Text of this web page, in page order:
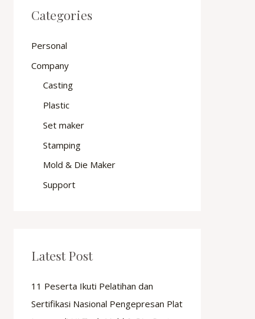
Categories
Personal
Company
Casting
Plastic
Set maker
Stamping
Mold & Die Maker
Support
Latest Post
11 Peserta Ikuti Pelatihan dan
Sertifikasi Nasional Pengepresan Plat